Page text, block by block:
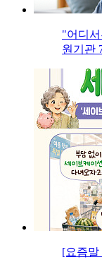
"어디
원기관
[요즘말